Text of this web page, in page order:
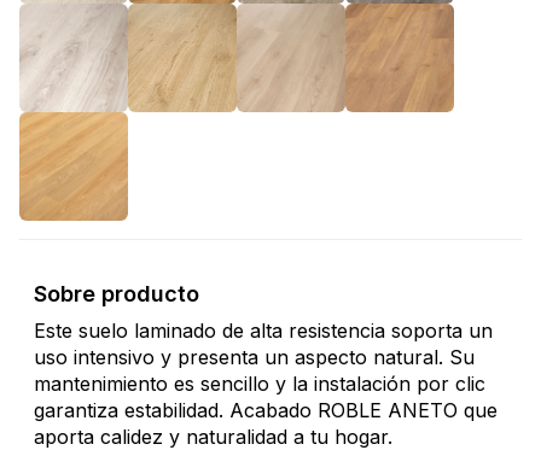
Sobre producto
Este suelo laminado de alta resistencia soporta un
uso intensivo y presenta un aspecto natural. Su
mantenimiento es sencillo y la instalación por clic
garantiza estabilidad. Acabado ROBLE ANETO que
aporta calidez y naturalidad a tu hogar.